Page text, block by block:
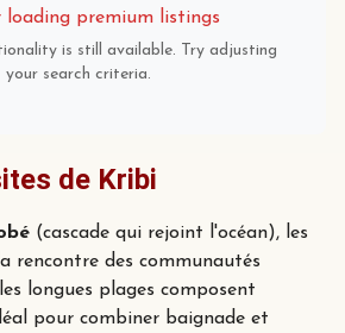
loading premium listings
is still available. Try adjusting
your search criteria.
de Kribi
(cascade qui rejoint l'océan), les
rencontre des communautés
longues plages composent
pour combiner baignade et